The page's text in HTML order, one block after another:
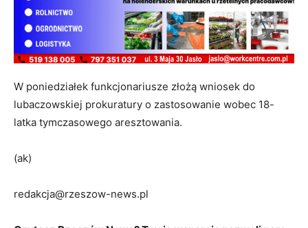
W poniedziałek funkcjonariusze złożą wniosek do
lubaczowskiej prokuratury o zastosowanie wobec 18-
latka tymczasowego aresztowania.
(ak)
redakcja@rzeszow-news.pl